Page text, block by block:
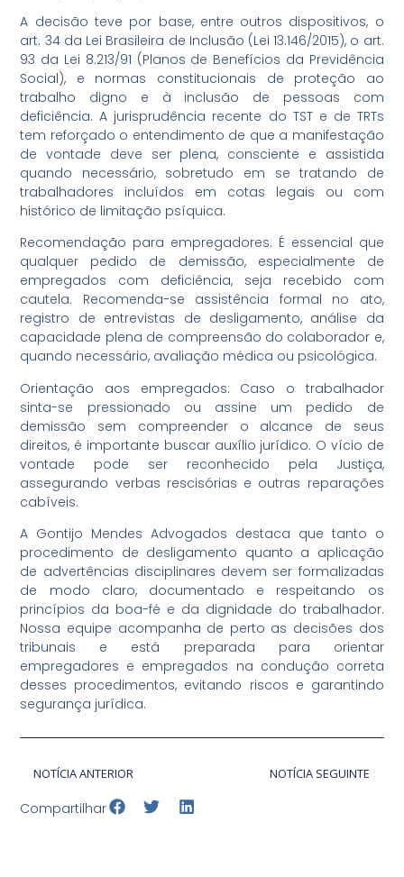
A decisão teve por base, entre outros dispositivos, o
art. 34 da Lei Brasileira de Inclusão (Lei 13.146/2015), o art.
93 da Lei 8.213/91 (Planos de Benefícios da Previdência
Social), e normas constitucionais de proteção ao
trabalho digno e à inclusão de pessoas com
deficiência. A jurisprudência recente do TST e de TRTs
tem reforçado o entendimento de que a manifestação
de vontade deve ser plena, consciente e assistida
quando necessário, sobretudo em se tratando de
trabalhadores incluídos em cotas legais ou com
histórico de limitação psíquica.
Recomendação para empregadores: É essencial que
qualquer pedido de demissão, especialmente de
empregados com deficiência, seja recebido com
cautela. Recomenda-se assistência formal no ato,
registro de entrevistas de desligamento, análise da
capacidade plena de compreensão do colaborador e,
quando necessário, avaliação médica ou psicológica.
Orientação aos empregados: Caso o trabalhador
sinta-se pressionado ou assine um pedido de
demissão sem compreender o alcance de seus
direitos, é importante buscar auxílio jurídico. O vício de
vontade pode ser reconhecido pela Justiça,
assegurando verbas rescisórias e outras reparações
cabíveis.
A Gontijo Mendes Advogados destaca que tanto o
procedimento de desligamento quanto a aplicação
de advertências disciplinares devem ser formalizadas
de modo claro, documentado e respeitando os
princípios da boa-fé e da dignidade do trabalhador.
Nossa equipe acompanha de perto as decisões dos
tribunais e está preparada para orientar
empregadores e empregados na condução correta
desses procedimentos, evitando riscos e garantindo
segurança jurídica.
NOTÍCIA ANTERIOR NOTÍCIA SEGUINTE
Compartilhar